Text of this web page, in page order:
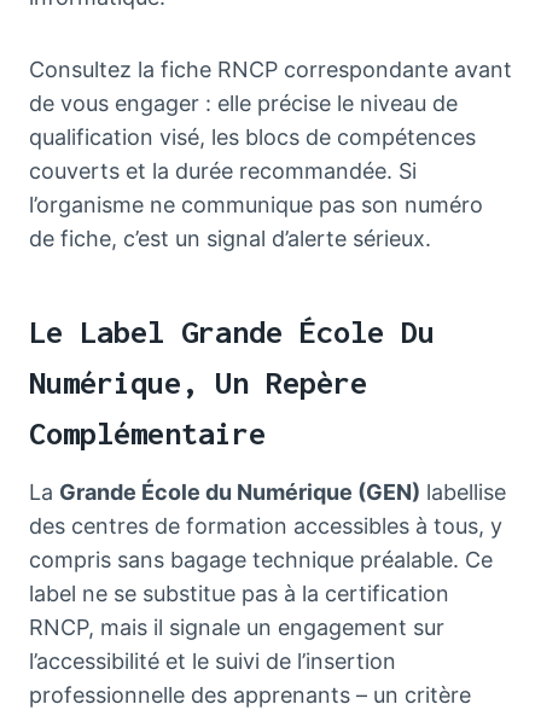
Consultez la fiche RNCP correspondante avant
de vous engager : elle précise le niveau de
qualification visé, les blocs de compétences
couverts et la durée recommandée. Si
l’organisme ne communique pas son numéro
de fiche, c’est un signal d’alerte sérieux.
Le Label Grande École Du
Numérique, Un Repère
Complémentaire
La Grande École du Numérique (GEN) labellise
des centres de formation accessibles à tous, y
compris sans bagage technique préalable. Ce
label ne se substitue pas à la certification
RNCP, mais il signale un engagement sur
l’accessibilité et le suivi de l’insertion
professionnelle des apprenants – un critère